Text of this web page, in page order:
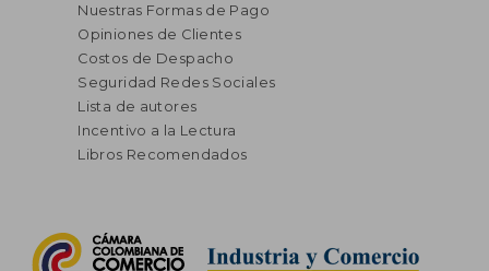
Nuestras Formas de Pago
Opiniones de Clientes
Costos de Despacho
Seguridad Redes Sociales
Lista de autores
Incentivo a la Lectura
Libros Recomendados